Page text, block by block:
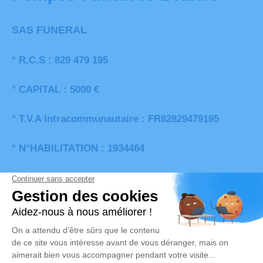
SAS FUNERAL
° R.C.S : 829 479 195
° CAPITAL : 5000 €
° T.V.A Intracommunautaire : FR82829479195
° N°HABILITATION : 1934464
° ORIAS : 17003955
Contact
Mentions Légales
Politique de